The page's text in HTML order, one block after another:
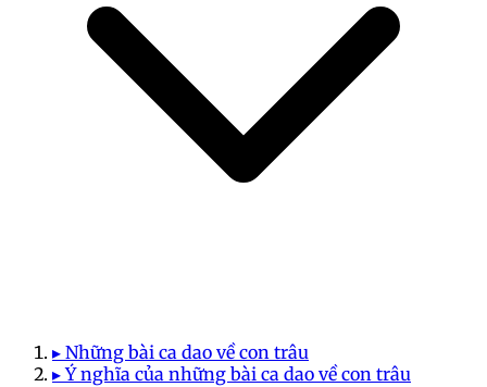
▸ Những bài ca dao về con trâu
▸ Ý nghĩa của những bài ca dao về con trâu